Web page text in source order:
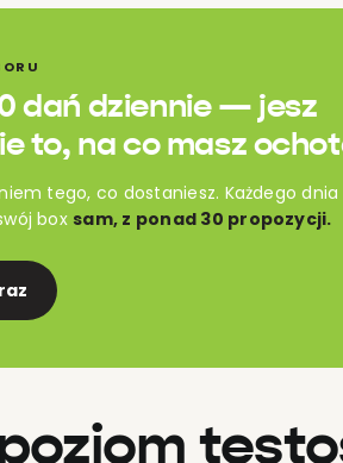
dań dziennie — jesz
to, na co masz
tego, co dostaniesz. Każdego dnia
boxsam, z ponad 30 propozycji.